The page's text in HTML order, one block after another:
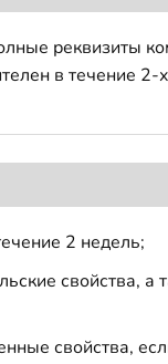
реквизиты
в течение 2-
2 недель;
свойства, а
свойства,